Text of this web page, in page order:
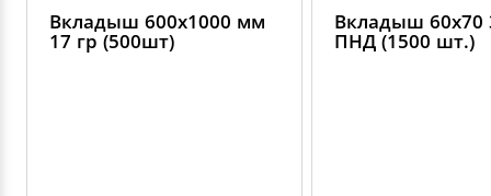
Вкладыш 600х1000 мм
17 гр (500шт)
Вкладыш 60х70
ПНД (1500 шт.)